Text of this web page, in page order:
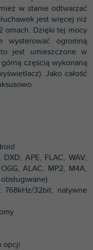
w stanie odtwarzać
jest więcej niż
omach. Dzięki tej mocy
ogromną
to jest umieszczone w
częścią wykonaną
Jako całość
APE, FLAC, WAV,
ALAC, MP2, M4A,
768kHz/32bit, natywne
opcji